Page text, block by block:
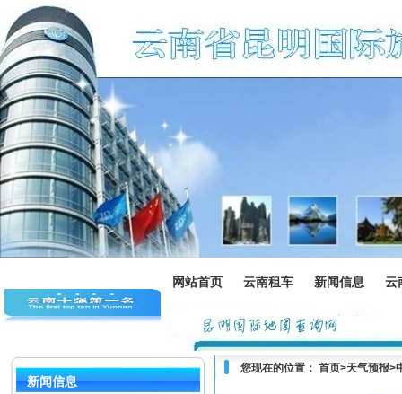
网站首页 云南租车 新闻信息 云
新闻信息
您现在的位置： 首页>天气预报>